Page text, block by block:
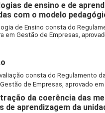
de ensino e de
com o modelo
de Ensino consta do
em Gestão de Empresas,
consta do Regulamento
de Empresas, aprovado
da coerência das
de aprendizagem da